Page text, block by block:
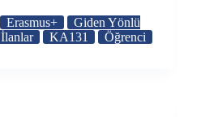
Erasmus+
Giden Yönlü
İlanlar KA131 Öğrenci